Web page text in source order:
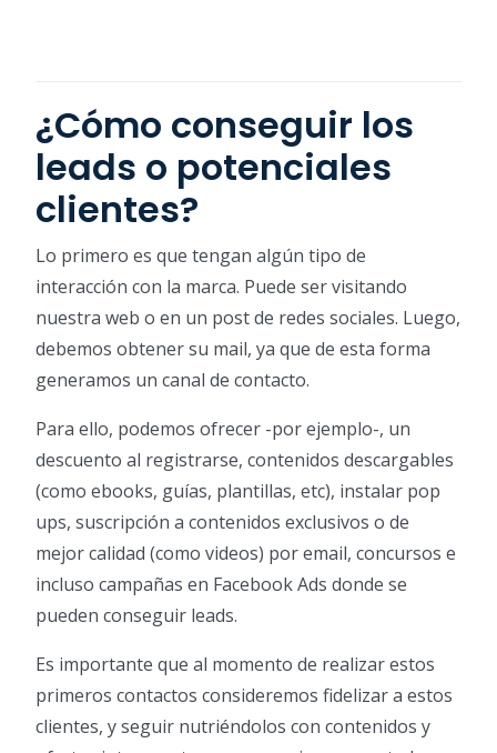
¿Cómo conseguir los
leads o potenciales
clientes?
Lo primero es que tengan algún tipo de
interacción con la marca. Puede ser visitando
nuestra web o en un post de redes sociales. Luego,
debemos obtener su mail, ya que de esta forma
generamos un canal de contacto.
Para ello, podemos ofrecer -por ejemplo-, un
descuento al registrarse, contenidos descargables
(como ebooks, guías, plantillas, etc), instalar pop
ups, suscripción a contenidos exclusivos o de
mejor calidad (como videos) por email, concursos e
incluso campañas en Facebook Ads donde se
pueden conseguir leads.
Es importante que al momento de realizar estos
primeros contactos consideremos fidelizar a estos
clientes, y seguir nutriéndolos con contenidos y